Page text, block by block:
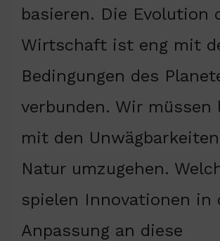
basieren. Die Evolution
Wirtschaft ist eng mit
Bedingungen des
verbunden. Wir müssen
mit den
Natur umzugehen.
spielen Innovationen in
Anpassung an diese